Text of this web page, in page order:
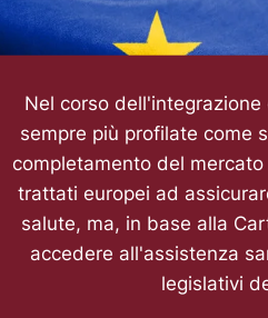
Nel corso
sempre più profilate come
completamento del
trattati europei ad
salute, ma, in base alla
accedere all'assistenza
legislativi